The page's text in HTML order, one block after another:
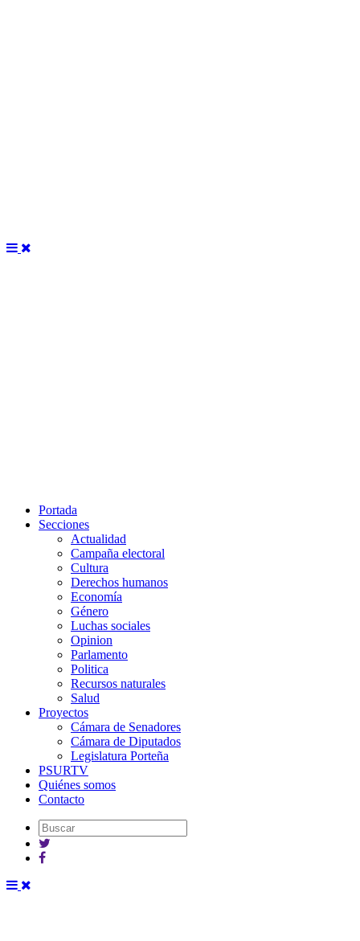
Portada
Secciones
Actualidad
Campaña electoral
Cultura
Derechos humanos
Economía
Género
Luchas sociales
Opinion
Parlamento
Politica
Recursos naturales
Salud
Proyectos
Cámara de Senadores
Cámara de Diputados
Legislatura Porteña
PSURTV
Quiénes somos
Contacto